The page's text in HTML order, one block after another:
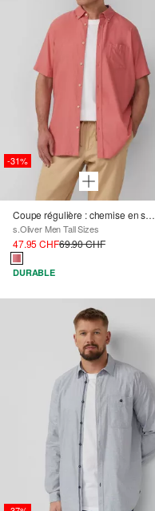
-31%
Coupe régulière : chemise en sergé à manches courtes avec col boutonné
s.Oliver Men Tall Sizes
47.95 CHF69.90 CHF
DURABLE